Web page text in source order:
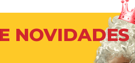
NOVIDADES